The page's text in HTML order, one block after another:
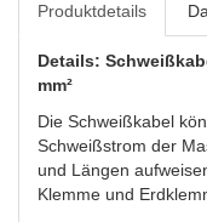
Produktdetails
Details:
mm²
Die Schweißkabel
Schweißstrom der
und Längen
Klemme und